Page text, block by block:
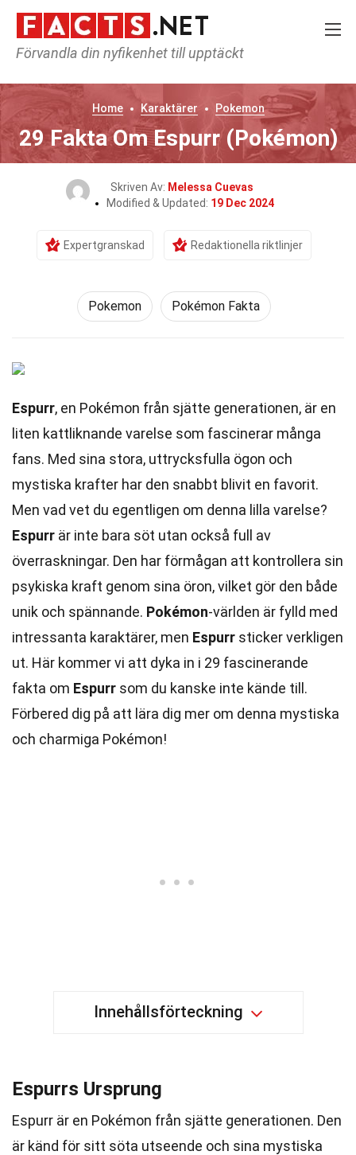
Förvandla din nyfikenhet till upptäckt
Home Karaktärer Pokemon
29 Fakta Om Espurr (Pokémon)
Skriven Av: Melessa Cuevas
Modified & Updated: 19 Dec 2024
Expertgranskad Redaktionella riktlinjer
Pokemon Pokémon Fakta
Espurr, en Pokémon från sjätte generationen, är en
liten kattliknande varelse som fascinerar många
fans. Med sina stora, uttrycksfulla ögon och
mystiska krafter har den snabbt blivit en favorit.
Men vad vet du egentligen om denna lilla varelse?
Espurr är inte bara söt utan också full av
överraskningar. Den har förmågan att kontrollera sin
psykiska kraft genom sina öron, vilket gör den både
unik och spännande. Pokémon-världen är fylld med
intressanta karaktärer, men Espurr sticker verkligen
ut. Här kommer vi att dyka in i 29 fascinerande
fakta om Espurr som du kanske inte kände till.
Förbered dig på att lära dig mer om denna mystiska
och charmiga Pokémon!
Innehållsförteckning
Espurrs Ursprung
Espurr är en Pokémon från sjätte generationen. Den
är känd för sitt söta utseende och sina mystiska